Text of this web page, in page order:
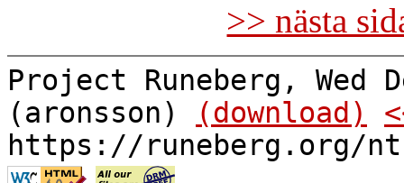
>> nästa
Project Runeberg, Wed
(aronsson)
(download)
https://runeberg.org/